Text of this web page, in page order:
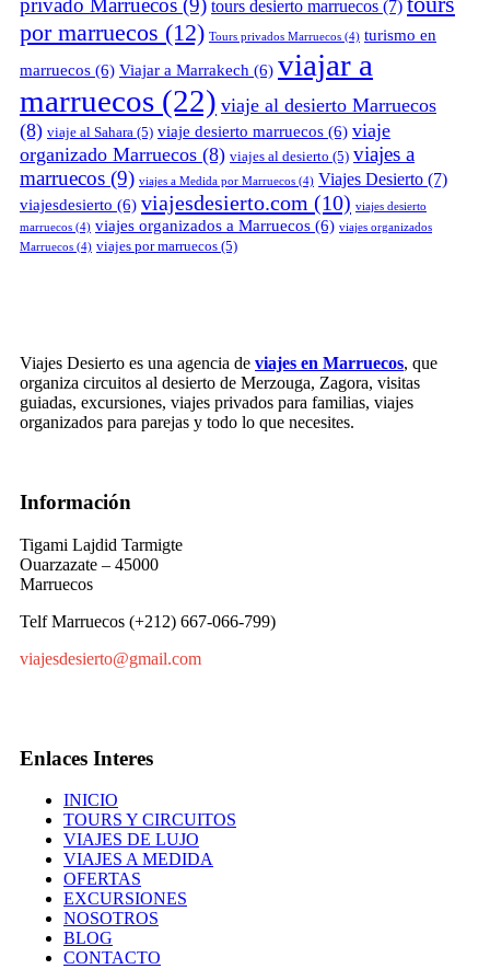
privado Marruecos (9) tours desierto marruecos (7)
por marruecos (12) Tours privados Marruecos (4) turismo en
marruecos (6) Viajar a Marrakech (6) viajar a
marruecos (22) viaje al desierto Marruecos
(8) viaje al Sahara (5) viaje desierto marruecos (6) viaje
organizado Marruecos (8) viajes al desierto (5) viajes a
marruecos (9) viajes a Medida por Marruecos (4) Viajes Desierto (7)
viajesdesierto (6) viajesdesierto.com (10) viajes desierto
marruecos (4) viajes organizados a Marruecos (6) viajes organizados
Marruecos (4) viajes por marruecos (5)
Viajes Desierto es una agencia de viajes en Marruecos, que
organiza circuitos al desierto de Merzouga, Zagora, visitas
guiadas, excursiones, viajes privados para familias, viajes
organizados para parejas y todo lo que necesites.
Información
Tigami Lajdid Tarmigte
Ouarzazate – 45000
Marruecos
Telf Marruecos (+212) 667-066-799)
viajesdesierto@gmail.com
Enlaces Interes
INICIO
TOURS Y CIRCUITOS
VIAJES DE LUJO
VIAJES A MEDIDA
OFERTAS
EXCURSIONES
NOSOTROS
BLOG
CONTACTO